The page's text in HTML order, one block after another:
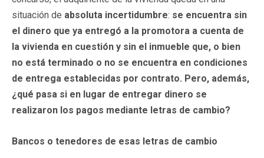
situación de absoluta incertidumbre: se encuentra sin
el dinero que ya entregó a la promotora a cuenta de
la vivienda en cuestión y sin el inmueble que, o bien
no está terminado o no se encuentra en condiciones
de entrega establecidas por contrato. Pero, además,
¿qué pasa si en lugar de entregar dinero se
realizaron los pagos mediante letras de cambio?
Bancos o tenedores de esas letras de cambio